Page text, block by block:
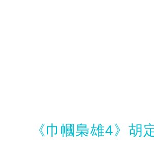
《巾幗梟雄4》胡